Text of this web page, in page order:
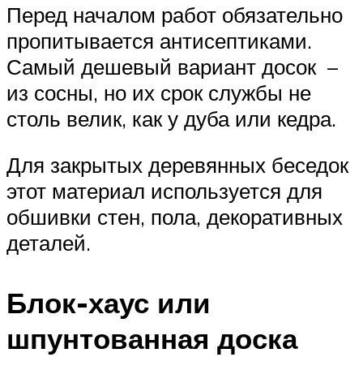
Перед началом работ обязательно
пропитывается антисептиками.
Самый дешевый вариант досок –
из сосны, но их срок службы не
столь велик, как у дуба или кедра.
Для закрытых деревянных беседок
этот материал используется для
обшивки стен, пола, декоративных
деталей.
Блок-хаус или
шпунтованная доска